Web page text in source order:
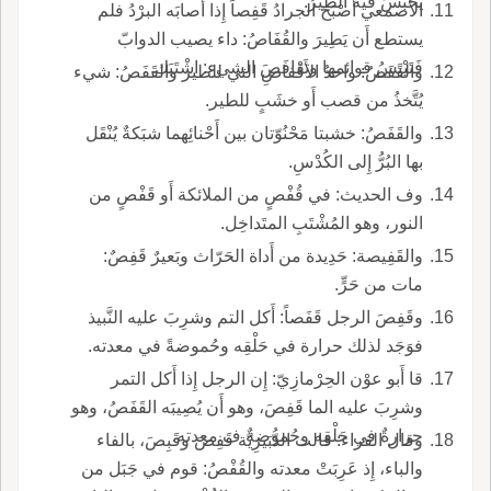
الأَصمعي أَصْبَحَ الجرادُ قَفِصاً إِذا أَصابَه البرْدُ فلم
يستطع أَن يَطِيرَ والقُفَاصُ: داء يصيب الدوابّ
فَتَيْبَسُ قوائمها وتقافَصَ الشيء: اشْتَبَك.
والقَفَصُ: واحدُ الأَقْفاصِ التي للطير والقَفَصُ: شيء
يُتَّخذُ من قصب أَو خشَبٍ للطير.
والقَفَصُ: خشبتا مَحْنُوّتان بين أَحْنائِهما شبَكةٌ يُنْقَل
بها البُرُّ إِلى الكُدْسِ.
وف الحديث: في قُفْصٍ من الملائكة أَو قَفْصٍ من
النور، وهو المُشْتَبِ المتَداخِل.
والقَفِيصة: حَدِيدة من أَداة الحَرّاث وبَعيرٌ قَفِصٌ:
مات من حَرٍّ.
وقَفِصَ الرجل قَفَصاً: أَكل التم وشرِبَ عليه النَّبيذ
فوَجَد لذلك حرارة في حَلْقِه وحُموضةً في معدته.
قا أَبو عوْن الحِرْمازِيّ: إِن الرجل إِذا أَكل التمر
وشرِبَ عليه الما قَفِصَ، وهو أَن يُصِيبَه القَفَصُ، وهو
حرارةٌ في حَلْقِه وحُموضةٌ ف معدته.
وقال الفراء: قالت الدُّبَيرِيّة قَفِصَ وقَبِصَ، بالفاء
والباء، إِذ عَرِبَتْ معدته والقُفْصُ: قوم في جَبَل من